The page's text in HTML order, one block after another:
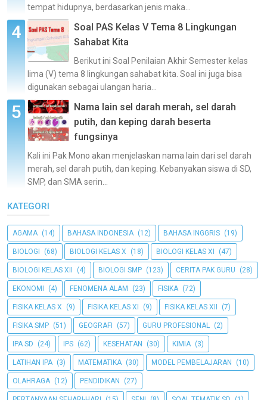
tempat hidupnya, berdasarkan jenis maka...
Soal PAS Kelas V Tema 8 Lingkungan
Sahabat Kita
Berikut ini Soal Penilaian Akhir Semester kelas
lima (V) tema 8 lingkungan sahabat kita. Soal ini juga bisa
digunakan sebagai ulangan haria...
Nama lain sel darah merah, sel darah
putih, dan keping darah beserta
fungsinya
Kali ini Pak Mono akan menjelaskan nama lain dari sel darah
merah, sel darah putih, dan keping. Kebanyakan siswa di SD,
SMP, dan SMA serin...
KATEGORI
AGAMA (14) BAHASA INDONESIA (12) BAHASA INGGRIS (19)
BIOLOGI (68) BIOLOGI KELAS X (18) BIOLOGI KELAS XI (47)
BIOLOGI KELAS XII (4) BIOLOGI SMP (123) CERITA PAK GURU (28)
EKONOMI (4) FENOMENA ALAM (23) FISIKA (72)
FISIKA KELAS X (9) FISIKA KELAS XI (9) FISIKA KELAS XII (7)
FISIKA SMP (51) GEOGRAFI (57) GURU PROFESIONAL (2)
IPA SD (24) IPS (62) KESEHATAN (30) KIMIA (3)
LATIHAN IPA (3) MATEMATIKA (30) MODEL PEMBELAJARAN (10)
OLAHRAGA (12) PENDIDIKAN (27)